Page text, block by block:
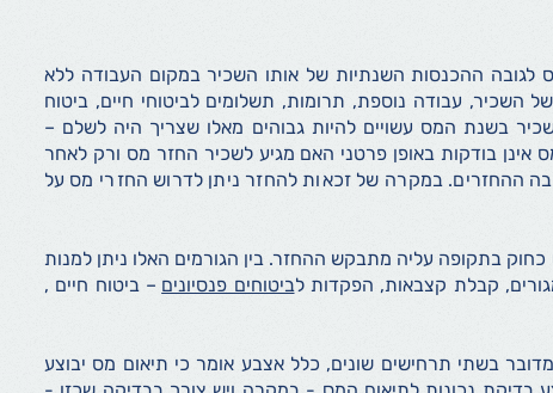
ההכנסות השנתיות של אותו השכיר במקום העבודה ללא
השכיר, עבודה נוספת, תרומות, תשלומים לביטוחי חיים, ביטוח
בשנת המס עשויים להיות גבוהים מאלו שצריך היה לשלם –
אינן בודקות באופן פרטני האם מגיע לשכיר החזר מס ורק לאחר
ההחזרים. במקרה של זכאות להחזר ניתן לדרוש החזרי מס על
בתקופה עליה מתבקש ההחזר. בין הגורמים האלו ניתן למנות
קבלת קצבאות, הפקדות לביטוחים פנסיונים – ביטוח חיים ,
בשתי תרחישים שונים, כלל אצבע אומר כי תיאום מס יבוצע